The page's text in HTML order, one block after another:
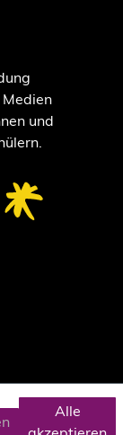
und
Alle